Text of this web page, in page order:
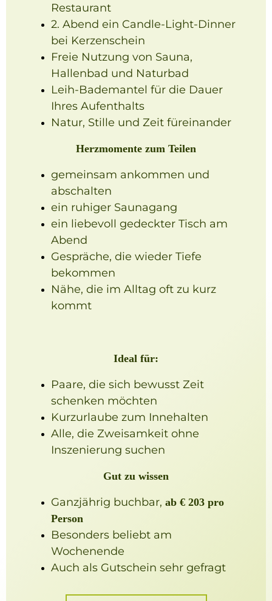
Restaurant
2. Abend ein Candle-Light-Dinner
bei Kerzenschein
Freie Nutzung von Sauna,
Hallenbad und Naturbad
Leih-Bademantel für die Dauer
Ihres Aufenthalts
Natur, Stille und Zeit füreinander
Herzmomente zum Teilen
gemeinsam ankommen und
abschalten
ein ruhiger Saunagang
ein liebevoll gedeckter Tisch am
Abend
Gespräche, die wieder Tiefe
bekommen
Nähe, die im Alltag oft zu kurz
kommt
Ideal für:
Paare, die sich bewusst Zeit
schenken möchten
Kurzurlaube zum Innehalten
Alle, die Zweisamkeit ohne
Inszenierung suchen
Gut zu wissen
Ganzjährig buchbar, ab € 203 pro
Person
Besonders beliebt am
Wochenende
Auch als Gutschein sehr gefragt